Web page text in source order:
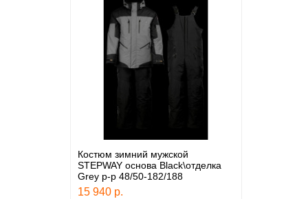
Костюм зимний мужской
STEPWAY основа Black\отделка
Grey р-р 48/50-182/188
15 940 р.